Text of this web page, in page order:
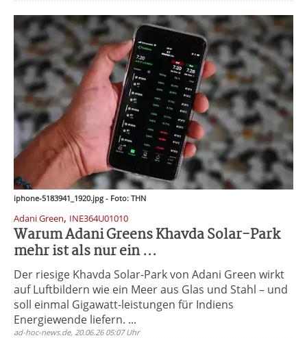
iphone-5183941_1920.jpg - Foto: THN
Adani Green, INE364U01010
Warum Adani Greens Khavda Solar-Park
mehr ist als nur ein ...
Der riesige Khavda Solar-Park von Adani Green wirkt
auf Luftbildern wie ein Meer aus Glas und Stahl – und
soll einmal Gigawatt-leistungen für Indiens
Energiewende liefern. ...
ad-hoc-news.de, 20.06.26 05:07 Uhr